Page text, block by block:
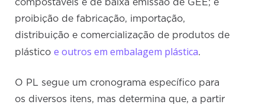
compostáveis e de baixa emissão de GEE; e
proibição de fabricação, importação,
distribuição e comercialização de produtos de
plásticoe outros em embalagem plástica.
O PL segue um cronograma específico para
os diversos itens, mas determina que, a partir